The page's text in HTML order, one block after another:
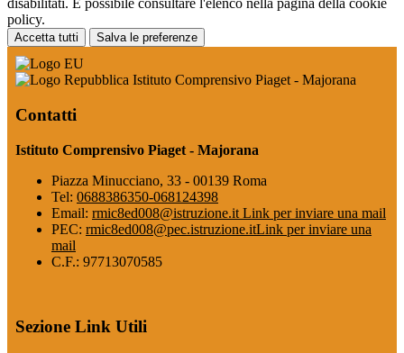
disabilitati. È possibile consultare l'elenco nella pagina della cookie
policy.
Accetta tutti Salva le preferenze
Istituto Comprensivo Piaget - Majorana
Contatti
Istituto Comprensivo Piaget - Majorana
Piazza Minucciano, 33 - 00139 Roma
Tel: 0688386350-068124398
Email: rmic8ed008@istruzione.it Link per inviare una mail
PEC: rmic8ed008@pec.istruzione.itLink per inviare una
mail
C.F.: 97713070585
Sezione Link Utili